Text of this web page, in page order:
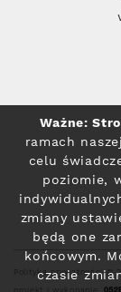
Polityka prywatności©
Ważne:
ramach
celu
poziomie,
zmiany
będą one
końcowym.
czasie